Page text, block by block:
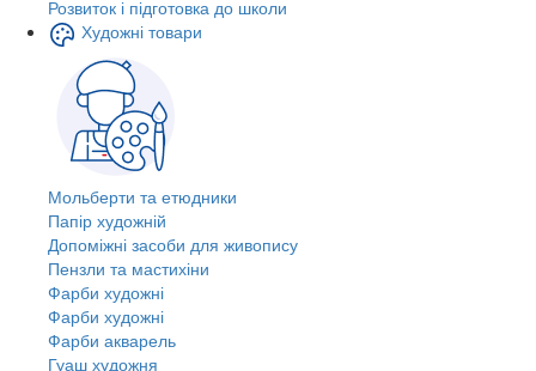
Розвиток і підготовка до школи
Художні товари
Мольберти та етюдники
Папір художній
Допоміжні засоби для живопису
Пензли та мастихіни
Фарби художні
Фарби художні
Фарби акварель
Гуаш художня